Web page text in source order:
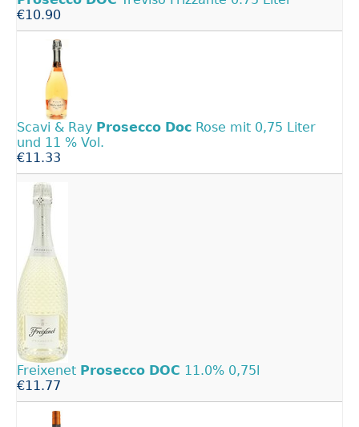
€10.90
Scavi & Ray Prosecco Doc Rose mit 0,75 Liter
und 11 % Vol.
€11.33
Freixenet Prosecco DOC 11.0% 0,75l
€11.77